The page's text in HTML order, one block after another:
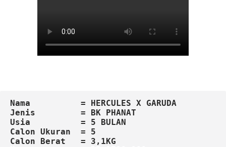
Nama          = HERCULES X GARUDA
Jenis         = BK PHANAT
Usia          = 5 BULAN
Calon Ukuran  = 5
Calon Berat   = 3,1KG